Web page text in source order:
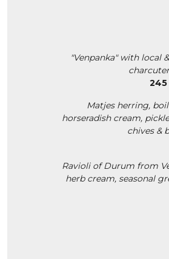
"Venpanka" with local
Matjes herring,
horseradish cream,
chives &
Ravioli of Durum from
herb cream, seasonal